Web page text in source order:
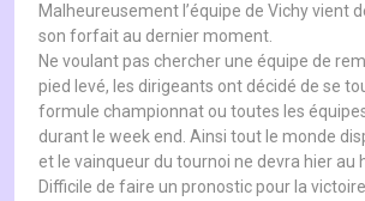
Malheureusement l’équipe de Vichy vient
son forfait au dernier moment.
Ne voulant pas chercher une équipe de
pied levé, les dirigeants ont décidé de se
formule championnat ou toutes les
durant le week end. Ainsi tout le monde
et le vainqueur du tournoi ne devra hier au
Difficile de faire un pronostic pour la